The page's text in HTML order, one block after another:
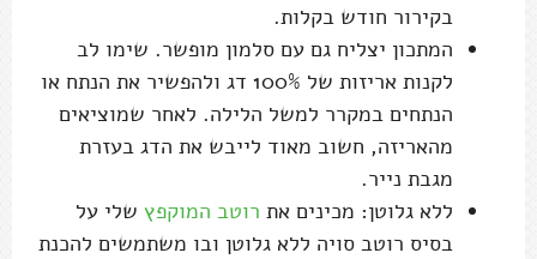
בקירור חודש בקלות.
המתכון יצליח גם עם סלמון מופשר. שימו לב
לקנות אריזות של 100% דג ולהפשיר את הנתח או
הנתחים במקרר למשל הלילה. לאחר שמוציאים
מהאריזה, חשוב מאוד לייבש את הדג בעזרת
מגבת נייר.
ללא גלוטן: מכינים את רוטב המוקפץ שלי על
בסיס רוטב סויה ללא גלוטן ובו משתמשים להכנת